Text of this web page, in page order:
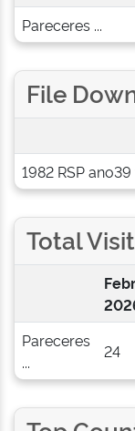
Pareceres ...
File
1982 RSP
Total
Pareceres
...
24